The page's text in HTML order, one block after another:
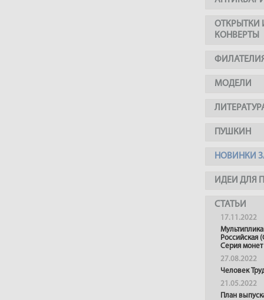
ОТКРЫТКИ
КОНВЕРТЫ
МОДЕЛИ
ПУШКИН
НОВИНКИ
ИДЕИ ДЛЯ
СТАТЬИ
17.11.2022
Российская
Серия монет
27.08.2022
Человек
21.05.2022
План